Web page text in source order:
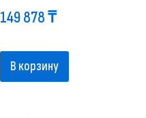
149 878₸
В корзину